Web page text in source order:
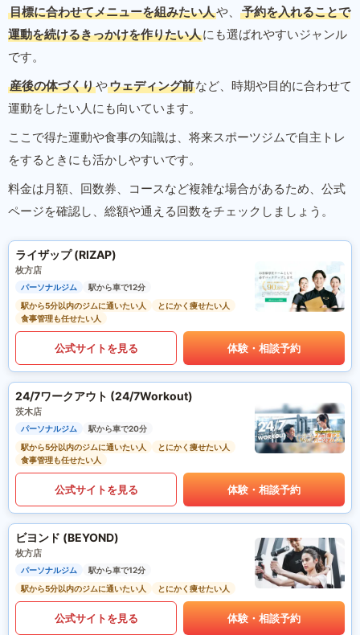
目標に合わせてメニューを組みたい人や、
予約を入れることで
運動を続けるきっかけを作りたい人にも選ばれやすいジャンル
です。
産後の体づくりやウェディング前など、時期や目的に合わせて
運動をしたい人にも向いています。
ここで得た運動や食事の知識は、将来スポーツジムで自主トレ
をするときにも活かしやすいです。
料金は月額、回数券、コースなど複雑な場合があるため、公式
ページを確認し、総額や通える回数をチェックしましょう。
ライザップ (RIZAP)
枚方店
パーソナルジム
駅から車で12分
駅から5分以内のジムに通いたい人
とにかく痩せたい人
食事管理も任せたい人
公式サイトを見る 体験・相談予約
24/7ワークアウト (24/7Workout)
茨木店
パーソナルジム
駅から車で20分
駅から5分以内のジムに通いたい人
とにかく痩せたい人
食事管理も任せたい人
公式サイトを見る 体験・相談予約
ビヨンド (BEYOND)
枚方店
パーソナルジム
駅から車で12分
駅から5分以内のジムに通いたい人
とにかく痩せたい人
公式サイトを見る 体験・相談予約